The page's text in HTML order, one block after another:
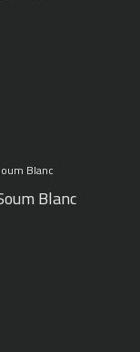
Blanc